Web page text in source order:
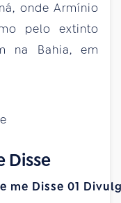
onde Armínio
pelo extinto
na Bahia, em
Disse